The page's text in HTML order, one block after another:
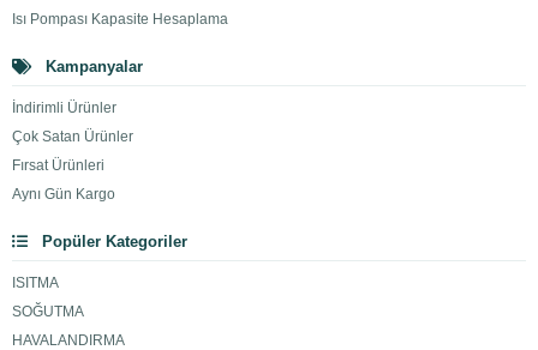
Isı Pompası Kapasite Hesaplama
Kampanyalar
İndirimli Ürünler
Çok Satan Ürünler
Fırsat Ürünleri
Aynı Gün Kargo
Popüler Kategoriler
ISITMA
SOĞUTMA
HAVALANDIRMA